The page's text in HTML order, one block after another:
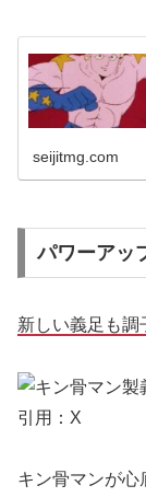
seijitmg.com
パワーアッ
新しい義足も調
引用：X
キン骨マンが心